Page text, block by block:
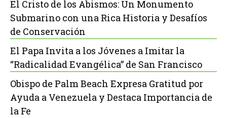
El Cristo de los Abismos: Un Monumento
Submarino con una Rica Historia y Desafíos
de Conservación
El Papa Invita a los Jóvenes a Imitar la
“Radicalidad Evangélica” de San Francisco
Obispo de Palm Beach Expresa Gratitud por
Ayuda a Venezuela y Destaca Importancia de
la Fe